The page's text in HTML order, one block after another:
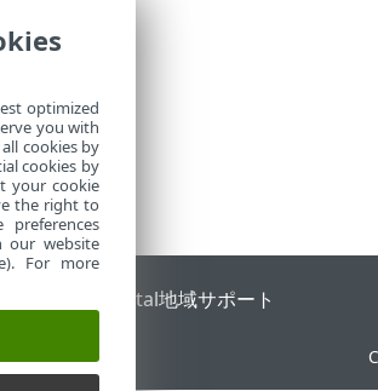
ESET Status Portal地域サポート
optimized
you with
cookies by
cookies by
your cookie
the right to
our website
For more